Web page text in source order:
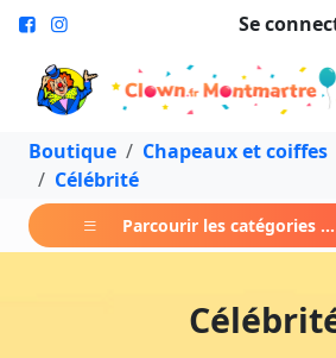
Se
Boutique Chapeaux et coiffes
Célébrité
Parcourir les catégories ...